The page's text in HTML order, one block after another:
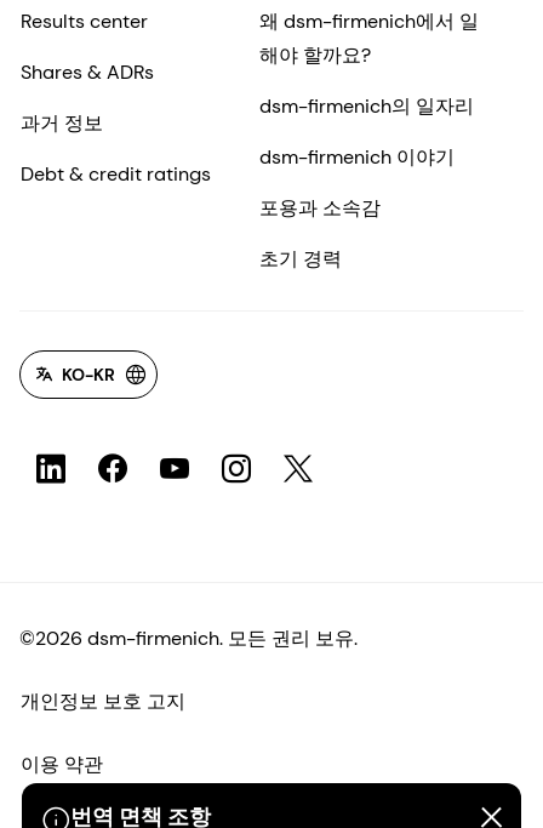
번역 면책 조항
Results center
Shares & ADRs
과거 정보
Debt & credit ratings
왜 dsm-firmenich에서 일
해야 할까요?
dsm-firmenich의 일자리
dsm-firmenich 이야기
포용과 소속감
초기 경력
KO-KR
©2026 dsm-firmenich. 모든 권리 보유.
개인정보 보호 고지
이용 약관